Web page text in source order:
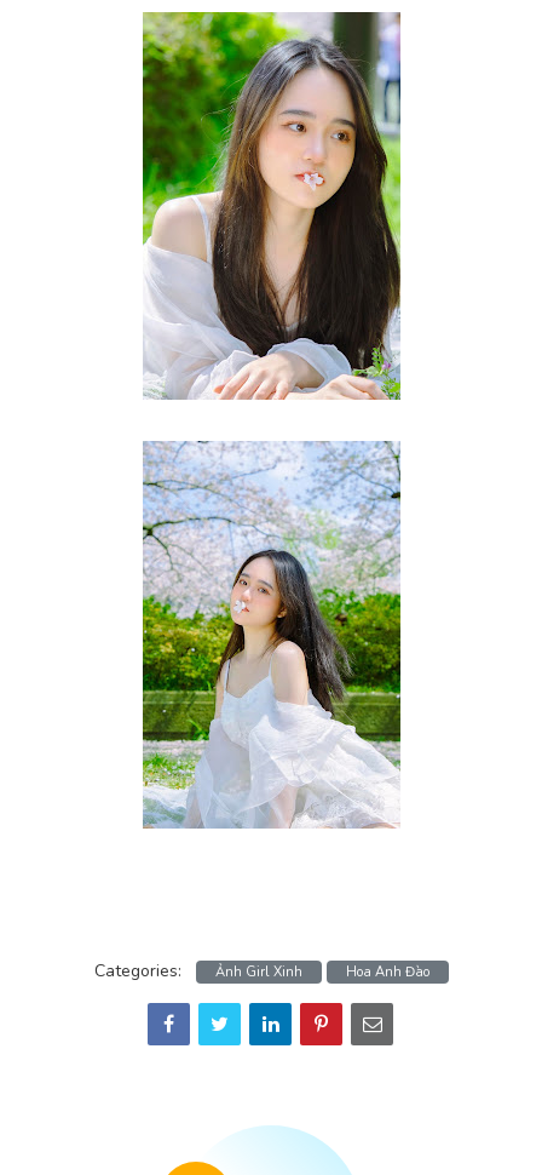
Categories: Ảnh Girl Xinh Hoa Anh Đào